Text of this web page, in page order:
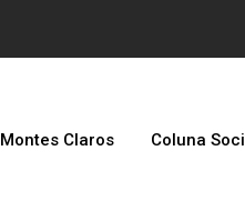
Montes Claros Coluna